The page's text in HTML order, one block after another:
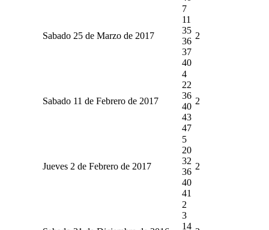
Sabado 25 de Marzo de 2017
7
11
35
36
37
40
2
Sabado 11 de Febrero de 2017
4
22
36
40
43
47
2
Jueves 2 de Febrero de 2017
5
20
32
36
40
41
2
2
3
14